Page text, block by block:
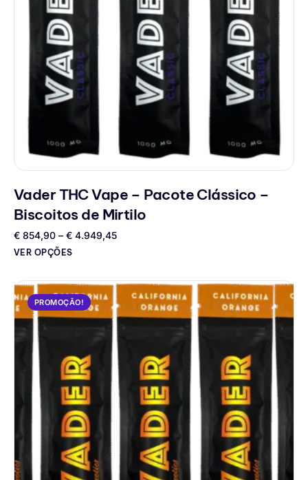
Vader THC Vape – Pacote Clássico –
Biscoitos de Mirtilo
€ 854,90 – € 4.949,45
VER OPÇÕES
PROMOÇÃO!